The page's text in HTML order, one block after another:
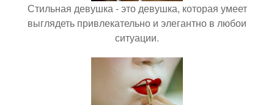
Стильная девушка - это девушка, которая умеет
выглядеть привлекательно и элегантно в любои
ситуации.